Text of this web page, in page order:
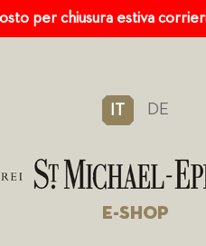
per chiusura estiva
IT DE
E-SHOP